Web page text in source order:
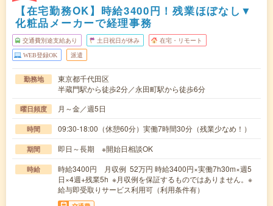
【在宅勤務OK】時給3400円！残業ほぼなし▼
化粧品メーカーで経理事務
交通費別途支給あり 土日祝日が休み 在宅・リモート
WEB登録OK 派遣
勤務地
東京都千代田区
半蔵門駅から徒歩2分／永田町駅から徒歩6分
曜日頻度 月～金／週5日
時間 09:30-18:00（休憩60分）実働7時間30分（残業少なめ！）
期間 即日～長期 ※開始日相談OK
時給
時給3400円 月収例 52万円 時給3400円×実働7h30m×週5
日×4週+残業5h ※月収例を保証するものではありません。※
給与即受取りサービス利用可（利用条件有）